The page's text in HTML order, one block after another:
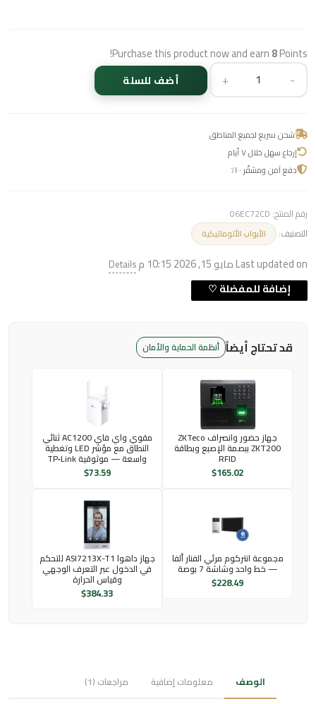
Purchase this product now and earn8Points!
-
+ أضف للسلة
شحن سريع لجميع المناطق
إرجاع سهل خلال ٧ أيام
دفع آمن ومشفّر ١٠٠٪
رقم المنتج: 06EC72CD
التصنيف:
الأبواب الأتوماتيكية
Last updated on مايو 15, 2026 10:15 م Details
قد تحتاج أيضاً أنظمة الحماية والأمان
جهاز حضور وانصراف ZKTeco
ZKT200 ببصمة الإصبع وبطاقة
RFID
$165.02
مقوي واي فاي AC1200 ثنائي
النطاق مع مؤشر LED وتغطية
واسعة — موثوقية TP‑Link
$73.59
مجموعة انتركوم مرئي الفنار ألفا
— خط واحد وشاشة 7 بوصة
$228.49
جهاز داهوا ASI7213X-T1 للتحكم
في الدخول عبر التعرف الوجهي
وقياس الحرارة
$384.33
الوصف معلومات إضافية مراجعات (1)